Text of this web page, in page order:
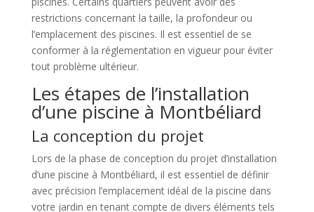
restrictions concernant la taille, la profondeur ou
l’emplacement des piscines. Il est essentiel de se
conformer à la réglementation en vigueur pour éviter
tout problème ultérieur.
Les étapes de l’installation
d’une piscine à Montbéliard
La conception du projet
Lors de la phase de conception du projet d’installation
d’une piscine à Montbéliard, il est essentiel de définir
avec précision l’emplacement idéal de la piscine dans
votre jardin en tenant compte de divers éléments tels